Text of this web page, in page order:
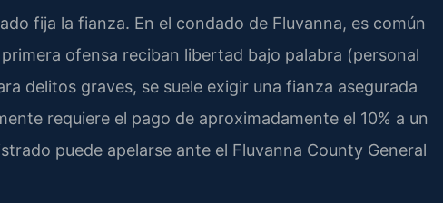
fija la fianza. En el condado de Fluvanna, es común
ofensa reciban libertad bajo palabra (personal
delitos graves, se suele exigir una fianza asegurada
requiere el pago de aproximadamente el 10% a un
puede apelarse ante el Fluvanna County General